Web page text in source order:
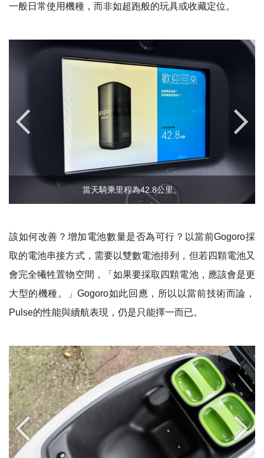
一般日常使用機種，而非如超跑般的玩具或收藏定位。
當天騎乘里程為42.8公里。
該如何改善？增加電池數量是否為可行？以當前Gogoro採
取的電池串接方式，需要以雙數電池排列，但若四顆電池又
會完全犧牲置物空間，「如果要採取四顆電池，應該會是更
大型的機種。」Gogoro如此回應，所以以當前技術而論，
Pulse的性能與續航表現，仍是只能擇一而已。